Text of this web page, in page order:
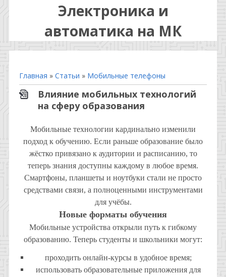
Электроника и
автоматика на МК
Главная » Статьи » Мобильные телефоны
Влияние мобильных технологий
на сферу образования
Мобильные технологии кардинально изменили
подход к обучению. Если раньше образование было
жёстко привязано к аудитории и расписанию, то
теперь знания доступны каждому в любое время.
Смартфоны, планшеты и ноутбуки стали не просто
средствами связи, а полноценными инструментами
для учёбы.
Новые форматы обучения
Мобильные устройства открыли путь к гибкому
образованию. Теперь студенты и школьники могут:
проходить онлайн-курсы в удобное время;
использовать образовательные приложения для